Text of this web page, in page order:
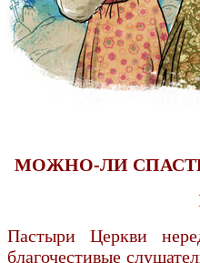
МОЖНО-ЛИ
Пастыри Церкви
благочестивые